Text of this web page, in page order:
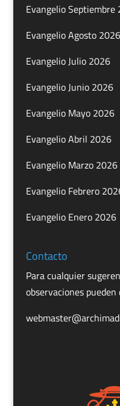
Evangelio Septiembre
Evangelio Agosto 2026
Evangelio Julio 2026
Evangelio Junio 2026
Evangelio Mayo 2026
Evangelio Abril 2026
Evangelio Marzo 2026
Evangelio Febrero
Evangelio Enero 2026
Contacto
Para cualquier
observaciones